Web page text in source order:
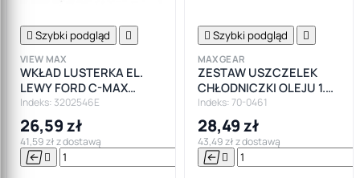
 Szybki podgląd 
VIEW MAX
WKŁAD LUSTERKA EL.
LEWY FORD C-MAX
MONDEO III 03-
Indeks: 3202546E
26,59 zł
41,59 zł z dostawą
  

 Szybki podgląd 
MAXGEAR
ZESTAW USZCZELEK
CHŁODNICZKI OLEJU 1.6
HDI FORD CITROEN
PEUGEOT VOLVO
Indeks: 70-0461
28,49 zł
43,49 zł z dostawą
 